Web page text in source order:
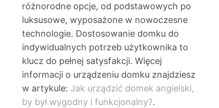
różnorodne opcje, od podstawowych po
luksusowe, wyposażone w nowoczesne
technologie. Dostosowanie domku do
indywidualnych potrzeb użytkownika to
klucz do pełnej satysfakcji. Więcej
informacji o urządzeniu domku znajdziesz
w artykule: Jak urządzić domek angielski,
by był wygodny i funkcjonalny?.